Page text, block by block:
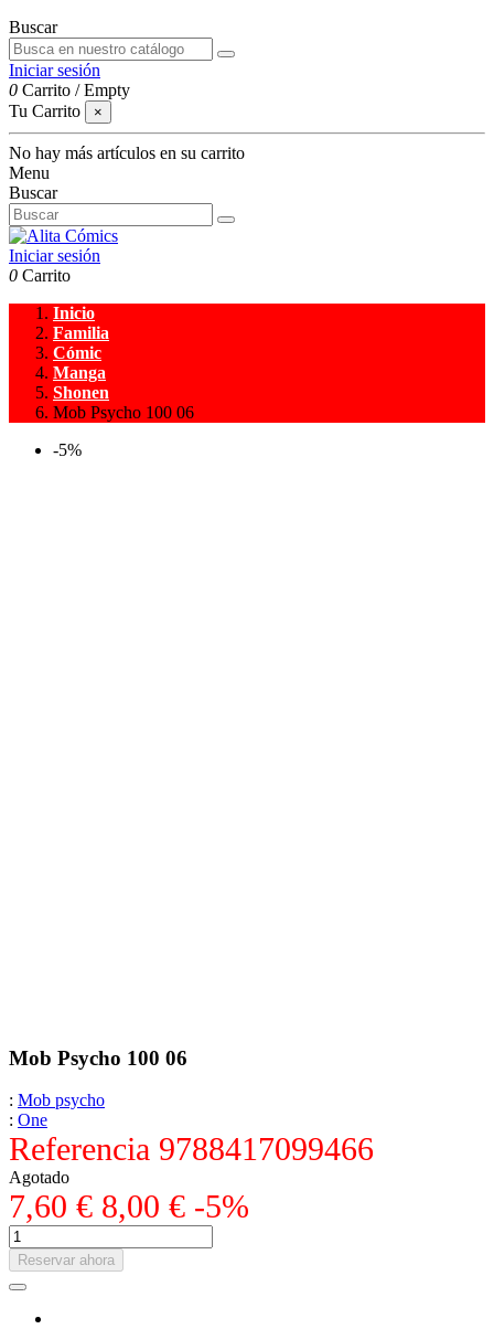
Buscar
Iniciar sesión
0 Carrito /Empty
Tu Carrito
×
No hay más artículos en su carrito
Menu
Buscar
Iniciar sesión
0 Carrito
Inicio
Familia
Cómic
Manga
Shonen
Mob Psycho 100 06
-5%
Mob Psycho 100 06
: Mob psycho
: One
Referencia 9788417099466
Agotado
7,60 € 8,00 € -5%
Reservar ahora